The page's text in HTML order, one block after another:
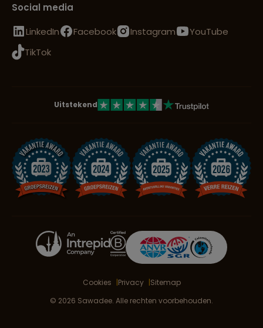
Social media
LinkedIn
Facebook Instagram
YouTube
TikTok
Uitstekend
Cookies Privacy
Sitemap
© 2026 Sawadee. Alle rechten voorbehouden.